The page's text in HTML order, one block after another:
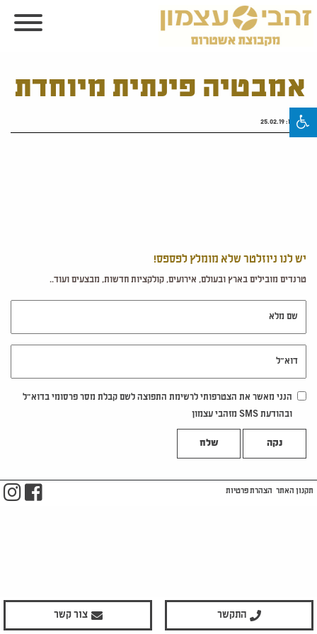
אמבטיה פינתית מיוחדת
פורסם:25.02.19
יש לנו ניוזלטר שלא מומלץ לפספס!
טרנדים מובילים בארץ ובעולם, אירועים, קולקציות חדשות, מבצעים ועוד..
הנני מאשר את הצטרפותי לרשימת התפוצה לשם קבלת מסר פרסומי בדוא"ל
ובהודעת SMS מזהבי עצמון
נקה
התקשר צור קשר
תקנון האתר הצהרת פרטיות